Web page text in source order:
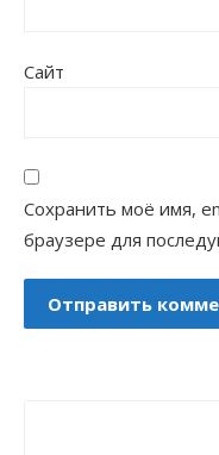
Сайт
Сохранить моё имя,
браузере для